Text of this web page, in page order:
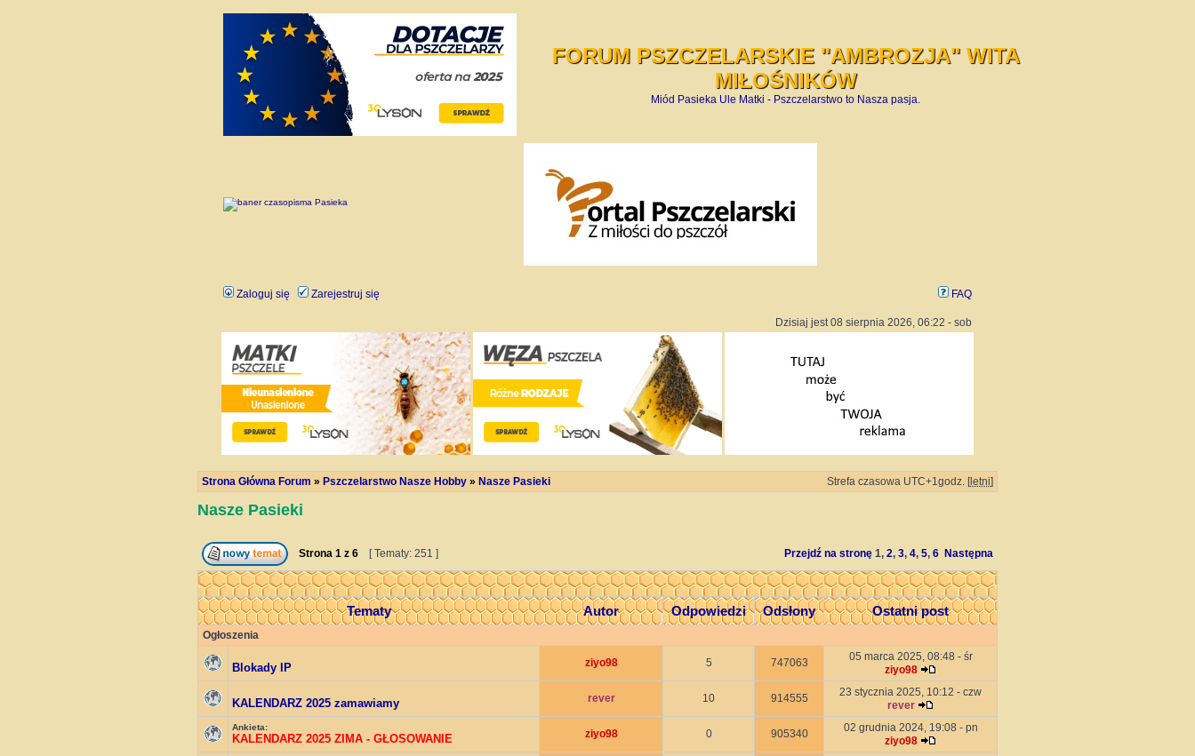
FORUM PSZCZELARSKIE "AMBROZJA" WITA
MIŁOŚNIKÓW
Miód Pasieka Ule Matki - Pszczelarstwo to Nasza pasja.
Zaloguj się Zarejestruj się FAQ
Dzisiaj jest 08 sierpnia 2026, 06:22 - sob
Strona Główna Forum » Pszczelarstwo Nasze Hobby » Nasze Pasieki Strefa czasowa UTC+1godz. [letni]
Nasze Pasieki
Strona 1 z 6 [ Tematy: 251 ] Przejdź na stronę 1, 2, 3, 4, 5, 6 Następna
Tematy Autor Odpowiedzi Odsłony Ostatni post
Ogłoszenia
Blokady IP ziyo98 5 747063
05 marca 2025, 08:48 - śr
ziyo98
KALENDARZ 2025 zamawiamy rever 10 914555
23 stycznia 2025, 10:12 - czw
rever
Ankieta:
KALENDARZ 2025 ZIMA - GŁOSOWANIE ziyo98 0 905340
02 grudnia 2024, 19:08 - pn
ziyo98